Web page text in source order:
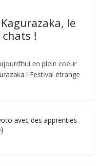
le
!
en plein coeur
! Festival étrange
avec des apprenties